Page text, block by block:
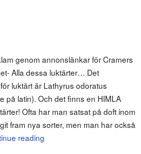
genom annonslänkar för Cramers
Alla dessa luktärter… Det
luktärt är Lathyrus odoratus
på latin). Och det finns en HIMLA
Ofta har man satsat på doft inom
fram nya sorter, men man har också
reading